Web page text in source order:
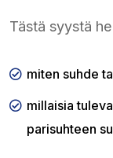
Tästä syystä
miten suhde
millaisia
parisuhteen